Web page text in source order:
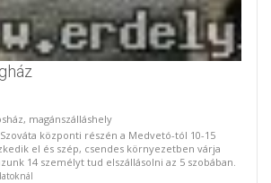
magánszálláshely
központi részén a Medvetó-tól 10-15
el és szép, csendes környezetben várja
14 személyt tud elszállásolni az 5 szobában.